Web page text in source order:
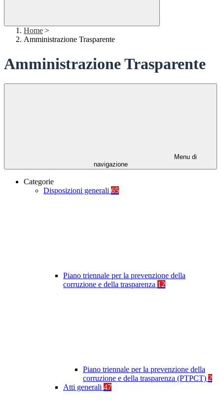
Home >
Amministrazione Trasparente
Amministrazione Trasparente
Menu di
navigazione
Categorie
Disposizioni generali 65
Piano triennale per la prevenzione della
corruzione e della trasparenza 12
Piano triennale per la prevenzione della
corruzione e della trasparenza (PTPCT) 2
Atti generali 47